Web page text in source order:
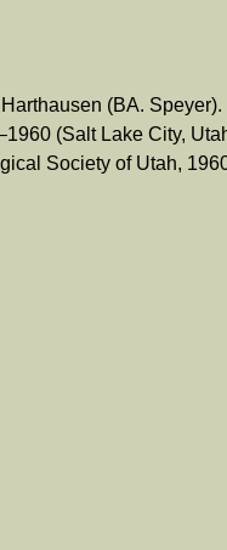
(BA. Speyer).
(Salt Lake City,
Society of Utah,